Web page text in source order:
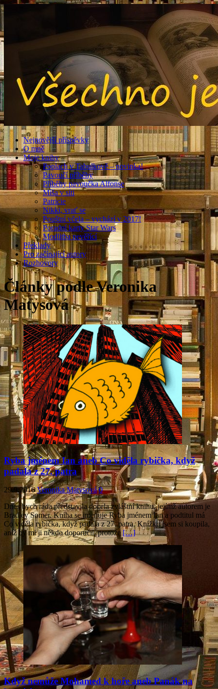
Nejnovější příspěvky
O mně
Moje knihy
Poplach v Tabulkově – novinka!
Pavoučí příběhy
Příběhy pavoučka Alfonse
Míša v síti
Patricie
Nikki, vrať se
Pouštní včela – vychází v 2017!
Poradní karty Star Wars
Modlitba nevěřící
Překlady
Pro začínající autory
Rozhovory
Články podle Veronika
Matysová
Ryba jménem Ian aneb Co viděla rybička, když
padala z 27. patra
29.9.2016 Veronika Matysová 0
Dnes bych ráda představila docela zvláštní knihu, jejímž autorem je
Bradley Somer. Kniha se jmenuje Ryba jménem Ian a podtitul má
Co viděla rybička, když padala z 27. patra. Knížku jsem si koupila,
aniž by mi ji někdo doporučil, protože[…]
Když nemůže Mohamed k hoře aneb Panák na